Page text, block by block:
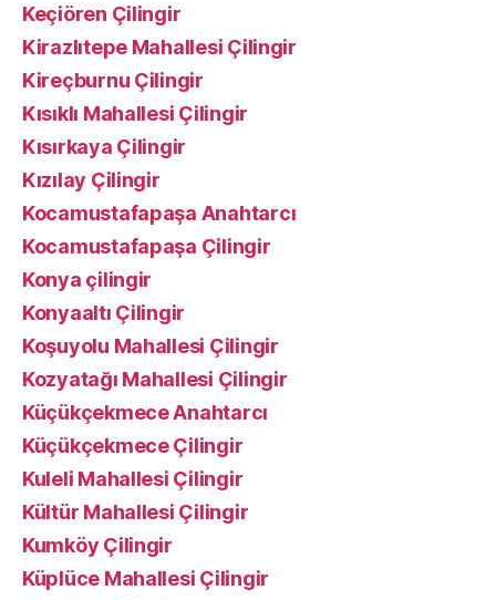
Keçiören Çilingir
Kirazlıtepe Mahallesi Çilingir
Kireçburnu Çilingir
Kısıklı Mahallesi Çilingir
Kısırkaya Çilingir
Kızılay Çilingir
Kocamustafapaşa Anahtarcı
Kocamustafapaşa Çilingir
Konya çilingir
Konyaaltı Çilingir
Koşuyolu Mahallesi Çilingir
Kozyatağı Mahallesi Çilingir
Küçükçekmece Anahtarcı
Küçükçekmece Çilingir
Kuleli Mahallesi Çilingir
Kültür Mahallesi Çilingir
Kumköy Çilingir
Küplüce Mahallesi Çilingir